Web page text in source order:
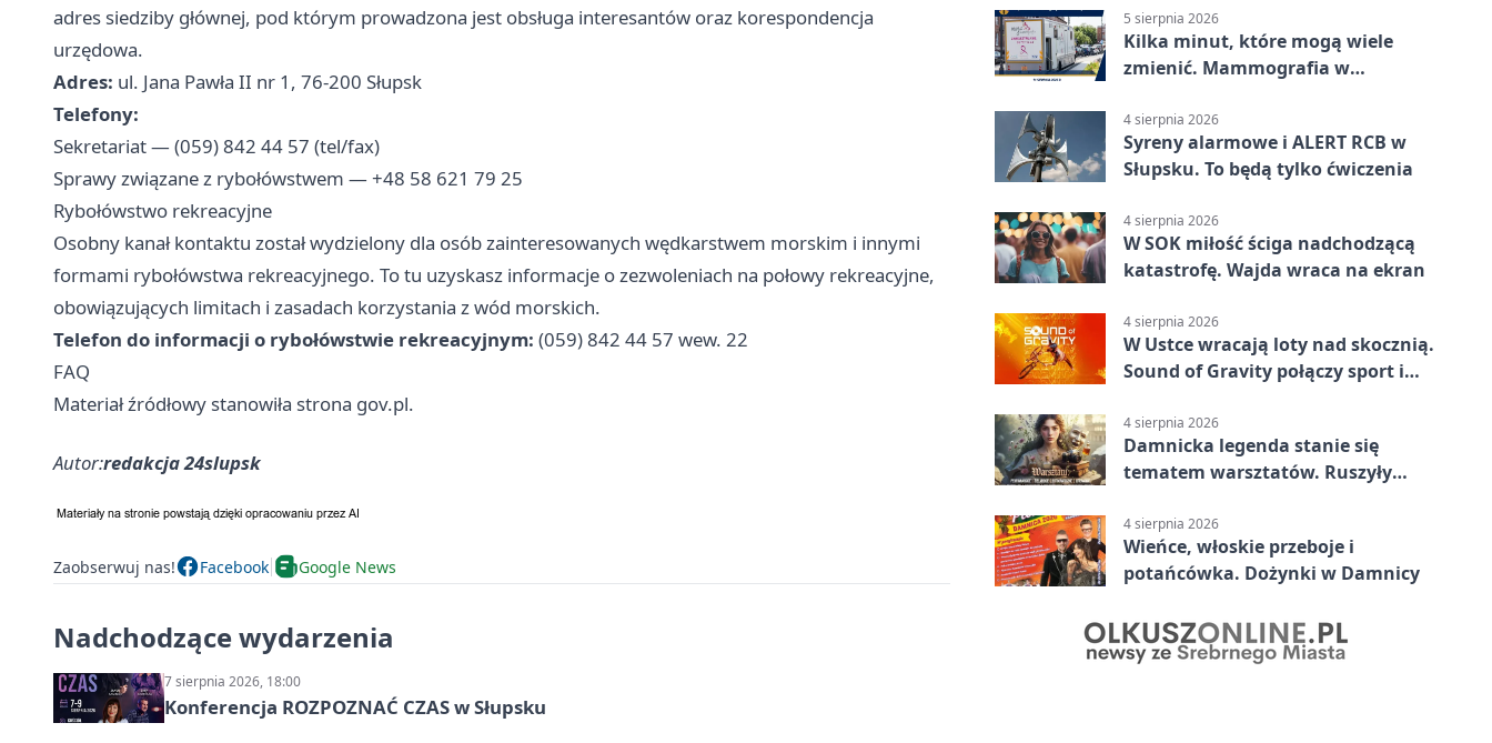
adres siedziby głównej, pod którym prowadzona jest obsługa interesantów oraz korespondencja
urzędowa.
Adres: ul. Jana Pawła II nr 1, 76-200 Słupsk
Telefony:
Sekretariat — (059) 842 44 57 (tel/fax)
Sprawy związane z rybołówstwem — +48 58 621 79 25
Rybołówstwo rekreacyjne
Osobny kanał kontaktu został wydzielony dla osób zainteresowanych wędkarstwem morskim i innymi
formami rybołówstwa rekreacyjnego. To tu uzyskasz informacje o zezwoleniach na połowy rekreacyjne,
obowiązujących limitach i zasadach korzystania z wód morskich.
Telefon do informacji o rybołówstwie rekreacyjnym: (059) 842 44 57 wew. 22
FAQ
Materiał źródłowy stanowiła strona gov.pl.
Autor:redakcja 24slupsk
Zaobserwuj nas! Facebook Google News
Nadchodzące wydarzenia
7 sierpnia 2026, 18:00
Konferencja ROZPOZNAĆ CZAS w Słupsku
5 sierpnia 2026
Kilka minut, które mogą wiele
zmienić. Mammografia w
4 sierpnia 2026
Syreny alarmowe i ALERT RCB w
Słupsku. To będą tylko ćwiczenia
4 sierpnia 2026
W SOK miłość ściga nadchodzącą
katastrofę. Wajda wraca na ekran
4 sierpnia 2026
W Ustce wracają loty nad skocznią.
Sound of Gravity połączy sport i
4 sierpnia 2026
Damnicka legenda stanie się
tematem warsztatów. Ruszyły
4 sierpnia 2026
Wieńce, włoskie przeboje i
potańcówka. Dożynki w Damnicy